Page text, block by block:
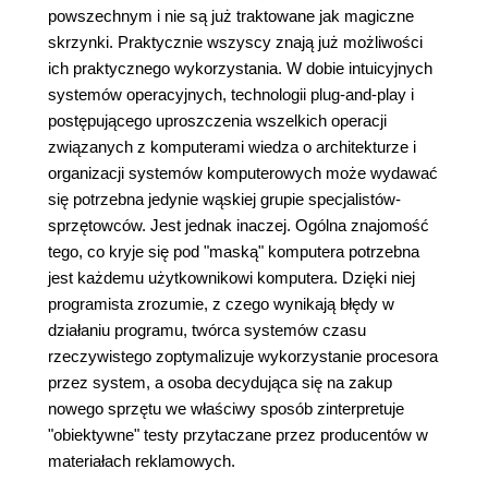
powszechnym i nie są już traktowane jak magiczne
skrzynki. Praktycznie wszyscy znają już możliwości
ich praktycznego wykorzystania. W dobie intuicyjnych
systemów operacyjnych, technologii plug-and-play i
postępującego uproszczenia wszelkich operacji
związanych z komputerami wiedza o architekturze i
organizacji systemów komputerowych może wydawać
się potrzebna jedynie wąskiej grupie specjalistów-
sprzętowców. Jest jednak inaczej. Ogólna znajomość
tego, co kryje się pod "maską" komputera potrzebna
jest każdemu użytkownikowi komputera. Dzięki niej
programista zrozumie, z czego wynikają błędy w
działaniu programu, twórca systemów czasu
rzeczywistego zoptymalizuje wykorzystanie procesora
przez system, a osoba decydująca się na zakup
nowego sprzętu we właściwy sposób zinterpretuje
"obiektywne" testy przytaczane przez producentów w
materiałach reklamowych.